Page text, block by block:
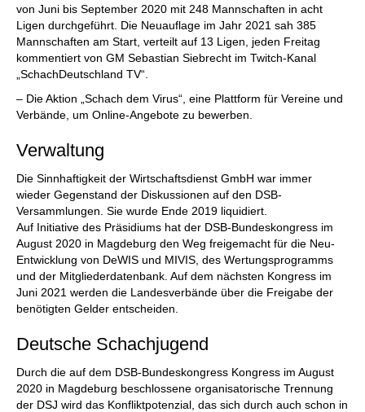
von Juni bis September 2020 mit 248 Mannschaften in acht
Ligen durchgeführt. Die Neuauflage im Jahr 2021 sah 385
Mannschaften am Start, verteilt auf 13 Ligen, jeden Freitag
kommentiert von GM Sebastian Siebrecht im Twitch-Kanal
„SchachDeutschland TV“.
– Die Aktion „Schach dem Virus“, eine Plattform für Vereine und
Verbände, um Online-Angebote zu bewerben.
Verwaltung
Die Sinnhaftigkeit der Wirtschaftsdienst GmbH war immer
wieder Gegenstand der Diskussionen auf den DSB-
Versammlungen. Sie wurde Ende 2019 liquidiert.
Auf Initiative des Präsidiums hat der DSB-Bundeskongress im
August 2020 in Magdeburg den Weg freigemacht für die Neu-
Entwicklung von DeWIS und MIVIS, des Wertungsprogramms
und der Mitgliederdatenbank. Auf dem nächsten Kongress im
Juni 2021 werden die Landesverbände über die Freigabe der
benötigten Gelder entscheiden.
Deutsche Schachjugend
Durch die auf dem DSB-Bundeskongress Kongress im August
2020 in Magdeburg beschlossene organisatorische Trennung
der DSJ wird das Konfliktpotenzial, das sich durch auch schon in